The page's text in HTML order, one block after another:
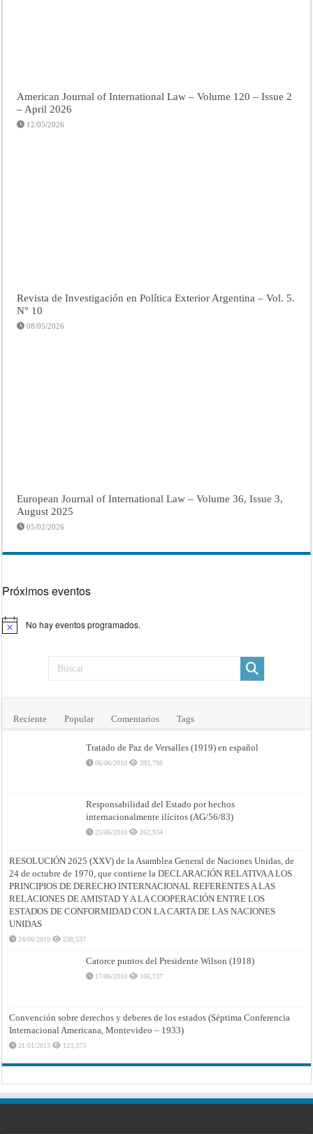
American Journal of International Law – Volume 120 – Issue 2
– April 2026
12/05/2026
Revista de Investigación en Política Exterior Argentina – Vol. 5.
N° 10
08/05/2026
European Journal of International Law – Volume 36, Issue 3,
August 2025
05/02/2026
Próximos eventos
Aviso No hay eventos programados.
Reciente Popular Comentarios Tags
Tratado de Paz de Versalles (1919) en español
06/06/2010 393,798
Responsabilidad del Estado por hechos
internacionalmente ilícitos (AG/56/83)
25/06/2010 262,934
RESOLUCIÓN 2625 (XXV) de la Asamblea General de Naciones Unidas, de
24 de octubre de 1970, que contiene la DECLARACIÓN RELATIVA A LOS
PRINCIPIOS DE DERECHO INTERNACIONAL REFERENTES A LAS
RELACIONES DE AMISTAD Y A LA COOPERACIÓN ENTRE LOS
ESTADOS DE CONFORMIDAD CON LA CARTA DE LAS NACIONES
UNIDAS
24/06/2010 238,537
Catorce puntos del Presidente Wilson (1918)
17/06/2010 166,737
Convención sobre derechos y deberes de los estados (Séptima Conferencia
Internacional Americana, Montevideo – 1933)
21/01/2013 123,373